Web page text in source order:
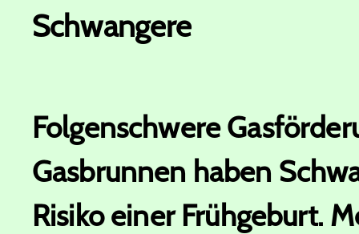
Schwangere
Folgenschwere
Gasbrunnen haben
Risiko einer Frühgeburt.